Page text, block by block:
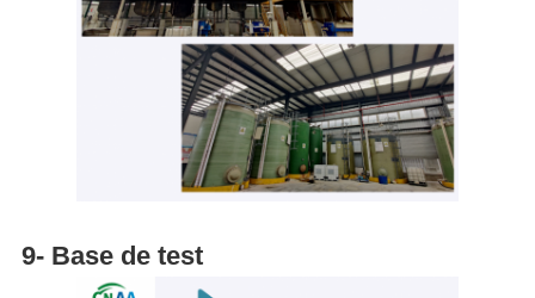
9- Base de test